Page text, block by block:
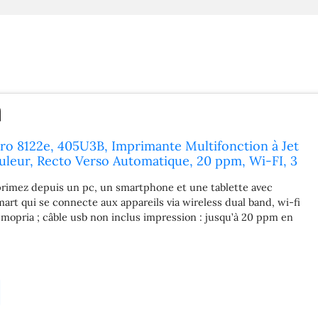
8122e, 405U3B, Imprimante Multifonction à Jet
Recto Verso Automatique, 20 ppm, Wi-FI, 3
depuis un pc, un smartphone et une tablette avec
qui se connecte aux appareils via wireless dual band, wi-fi
; câble usb non inclus impression : jusqu’à 20 ppm en
en couleur, jet d’encre avec une résolution jusqu’à 600 x 600
a4, a5, a6 avec un grammage de 60 à 105 g/m²,
photo il s’agit d’une imprimante hp+ – elle nécessite un
internet continue et l’utilisation exclusive de
hp originales pendant toute la durée de vie de l’imprimante
: Wifi, Ethernet, USB 2.0, AirPrint Eligible Instant